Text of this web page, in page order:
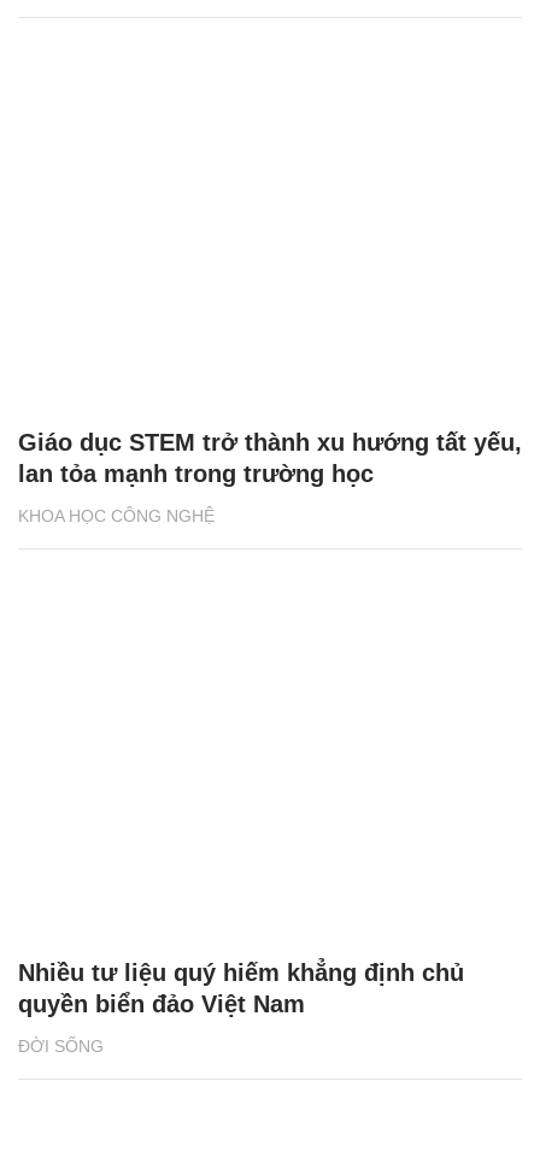
KHOA HỌC CÔNG NGHỆ
Giáo dục STEM trở thành xu hướng tất yếu,
lan tỏa mạnh trong trường học
ĐỜI SỐNG
Nhiều tư liệu quý hiếm khẳng định chủ
quyền biển đảo Việt Nam